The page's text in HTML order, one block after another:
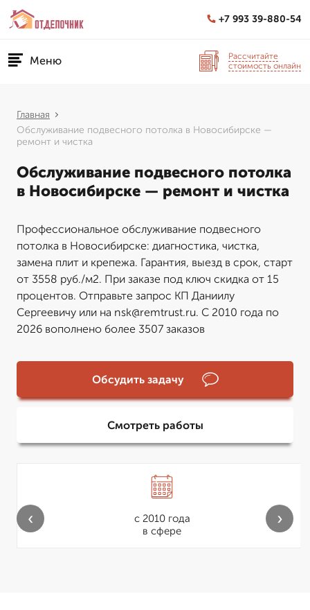
+7 993 39-880-54
Меню
Рассчитайте
стоимость онлайн
Главная
Обслуживание подвесного потолка в Новосибирске —
ремонт и чистка
Обслуживание подвесного потолка
в Новосибирске — ремонт и чистка
Профессиональное обслуживание подвесного
потолка в Новосибирске: диагностика, чистка,
замена плит и крепежа. Гарантия, выезд в срок, старт
от 3558 руб./м2. При заказе под ключ скидка от 15
процентов. Отправьте запрос КП Даниилу
Сергеевичу или на nsk@remtrust.ru. С 2010 года по
2026 вополнено более 3507 заказов
Обсудить задачу
Смотреть работы
с 2010 года
в сфере
‹ ›